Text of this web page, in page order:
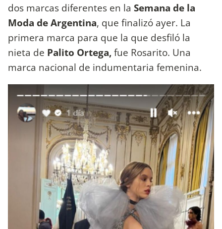
dos marcas diferentes en la Semana de la
Moda de Argentina, que finalizó ayer. La
primera marca para que la que desfiló la
nieta de Palito Ortega,fue Rosarito. Una
marca nacional de indumentaria femenina.